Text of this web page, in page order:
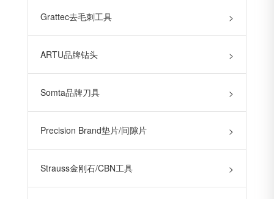
Grattec去毛刺工具 >
ARTU品牌钻头 >
Somta品牌刀具 >
Precision Brand垫片/间隙片 >
Strauss金刚石/CBN工具 >